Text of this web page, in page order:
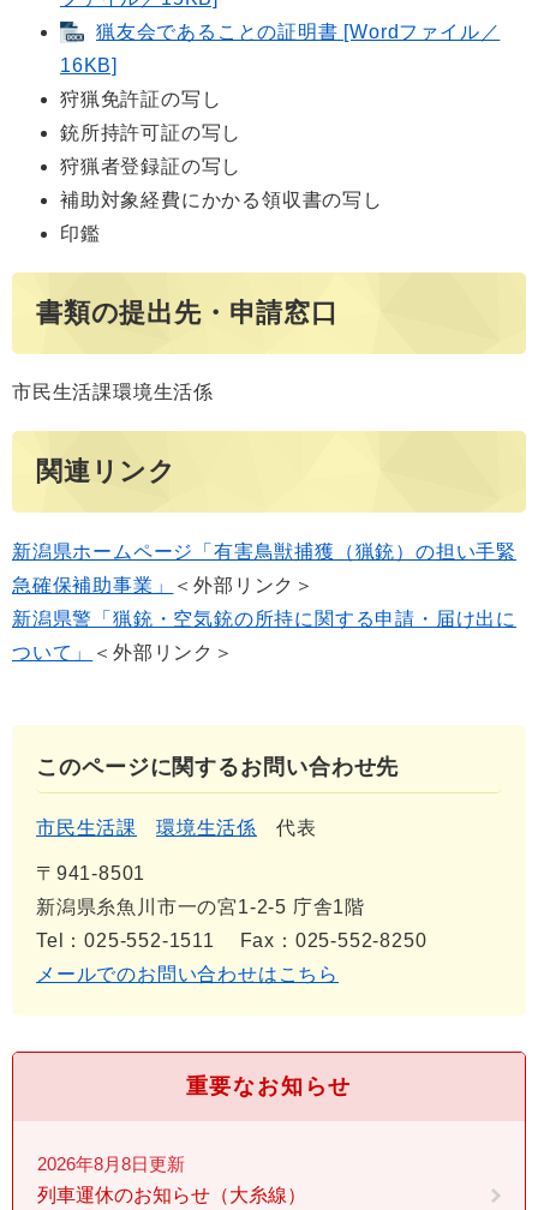
猟友会であることの証明書 [Wordファイル／
16KB]
狩猟免許証の写し
銃所持許可証の写し
狩猟者登録証の写し
補助対象経費にかかる領収書の写し
印鑑
書類の提出先・申請窓口
市民生活課環境生活係
関連リンク
新潟県ホームページ「有害鳥獣捕獲（猟銃）の担い手緊
急確保補助事業」
＜外部リンク＞
新潟県警「猟銃・空気銃の所持に関する申請・届け出に
ついて」
＜外部リンク＞
このページに関するお問い合わせ先
市民生活課 環境生活係 代表
〒941-8501
新潟県糸魚川市一の宮1-2-5 庁舎1階
Tel：025-552-1511
Fax：025-552-8250
メールでのお問い合わせはこちら
重要なお知らせ
2026年8月8日更新
列車運休のお知らせ（大糸線）